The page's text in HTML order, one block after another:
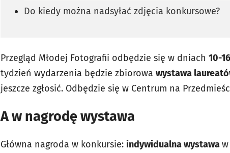
Do kiedy można nadsyłać zdjęcia konkursowe?
Przegląd Młodej Fotografii odbędzie się w dniach 10-
tydzień wydarzenia będzie zbiorowa wystawa
jeszcze zgłosić. Odbędzie się w Centrum na
A w nagrodę wystawa
Główna nagroda w konkursie: indywidualna wystawa